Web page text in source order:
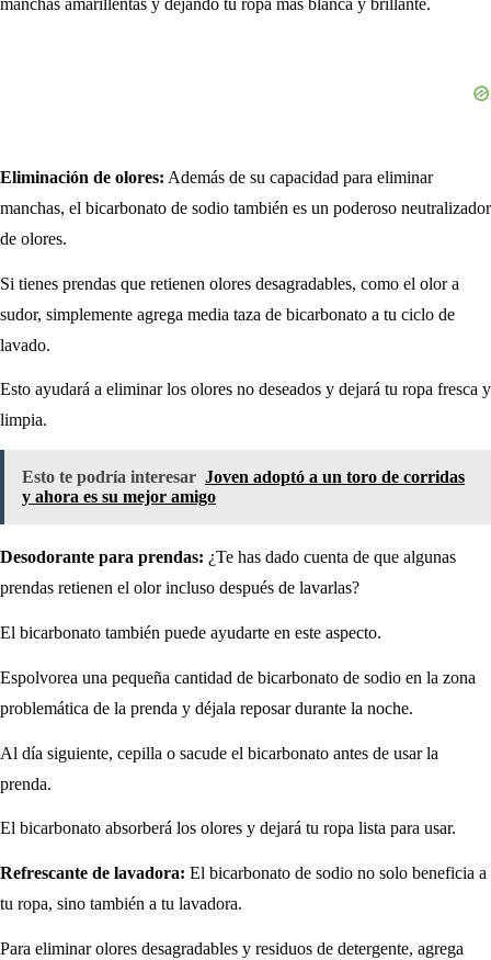
Eliminación de olores: Además de su capacidad para eliminar
manchas, el bicarbonato de sodio también es un poderoso neutralizador
de olores.
Si tienes prendas que retienen olores desagradables, como el olor a
sudor, simplemente agrega media taza de bicarbonato a tu ciclo de
lavado.
Esto ayudará a eliminar los olores no deseados y dejará tu ropa fresca y
limpia.
Esto te podría interesar Joven adoptó a un toro de corridas
y ahora es su mejor amigo
Desodorante para prendas: ¿Te has dado cuenta de que algunas
prendas retienen el olor incluso después de lavarlas?
El bicarbonato también puede ayudarte en este aspecto.
Espolvorea una pequeña cantidad de bicarbonato de sodio en la zona
problemática de la prenda y déjala reposar durante la noche.
Al día siguiente, cepilla o sacude el bicarbonato antes de usar la
prenda.
El bicarbonato absorberá los olores y dejará tu ropa lista para usar.
Refrescante de lavadora: El bicarbonato de sodio no solo beneficia a
tu ropa, sino también a tu lavadora.
Para eliminar olores desagradables y residuos de detergente, agrega